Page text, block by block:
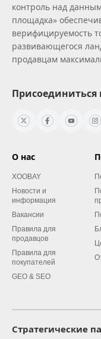
контроль над
площадка»
верифицируемость
развивающегося
продавцам
Присоединиться
О нас
XOOBAY
Новости и
информация
Вакансии
Правила для
продавцов
Правила для
покупателей
GEO & SEO
Стратегические